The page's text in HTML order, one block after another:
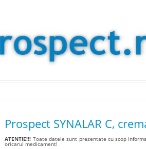
Prospect SYNALAR C,
ATENTIE!!! Toate datele sunt prezentate cu scop
oricarui medicament!